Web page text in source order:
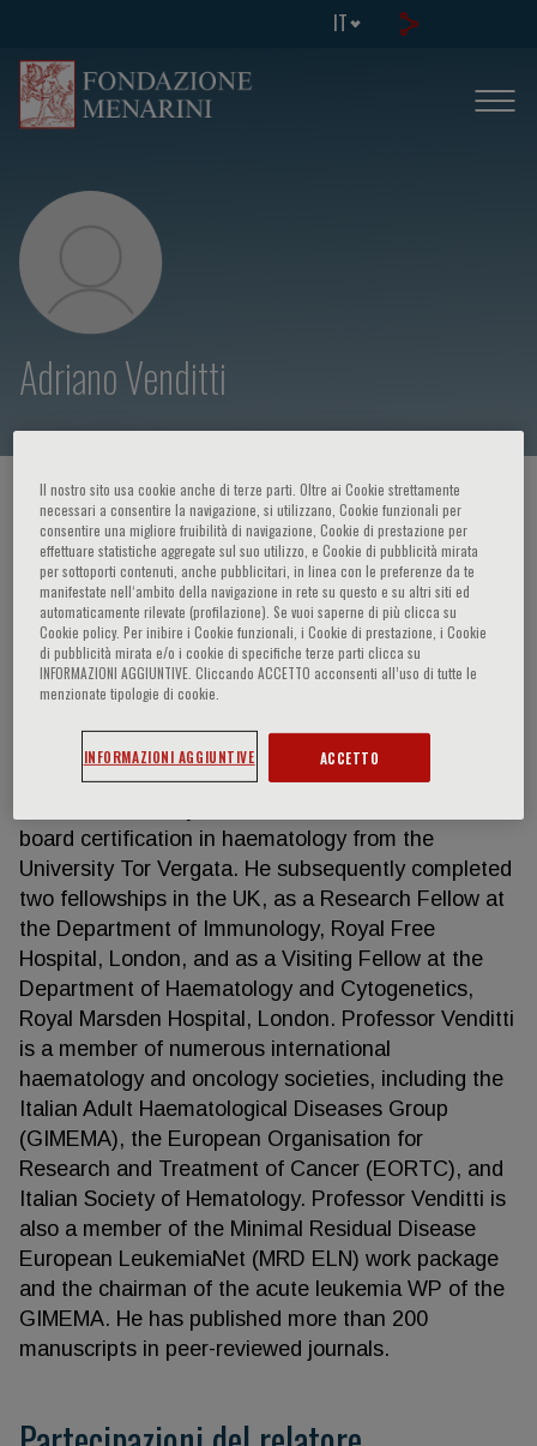
IT
Adriano Venditti
HOME PAGE / CORSI ED EVENTI / RELATORE
Adriano Venditti
Professor Adriano Venditti is an Associate
University Tor Vergata, Rome, Italy. After earning
his medical degree from the Sapienza University of
board certification in haematology from the
University Tor Vergata. He subsequently completed
two fellowships in the UK, as a Research Fellow at
the Department of Immunology, Royal Free
Hospital, London, and as a Visiting Fellow at the
Department of Haematology and Cytogenetics,
Royal Marsden Hospital, London. Professor Venditti
is a member of numerous international
haematology and oncology societies, including the
Italian Adult Haematological Diseases Group
(GIMEMA), the European Organisation for
Research and Treatment of Cancer (EORTC), and
Italian Society of Hematology. Professor Venditti is
also a member of the Minimal Residual Disease
European LeukemiaNet (MRD ELN) work package
and the chairman of the acute leukemia WP of the
GIMEMA. He has published more than 200
manuscripts in peer-reviewed journals.
Il nostro sito usa cookie anche di terze parti. Oltre ai Cookie strettamente
necessari a consentire la navigazione, si utilizzano, Cookie funzionali per
consentire una migliore fruibilità di navigazione, Cookie di prestazione per
effettuare statistiche aggregate sul suo utilizzo, e Cookie di pubblicità mirata
per sottoporti contenuti, anche pubblicitari, in linea con le preferenze da te
manifestate nell‘ambito della navigazione in rete su questo e su altri siti ed
automaticamente rilevate (profilazione). Se vuoi saperne di più clicca su
Cookie policy. Per inibire i Cookie funzionali, i Cookie di prestazione, i Cookie
di pubblicità mirata e/o i cookie di specifiche terze parti clicca su
INFORMAZIONI AGGIUNTIVE. Cliccando ACCETTO acconsenti all’uso di tutte le
menzionate tipologie di cookie.
INFORMAZIONI AGGIUNTIVE ACCETTO